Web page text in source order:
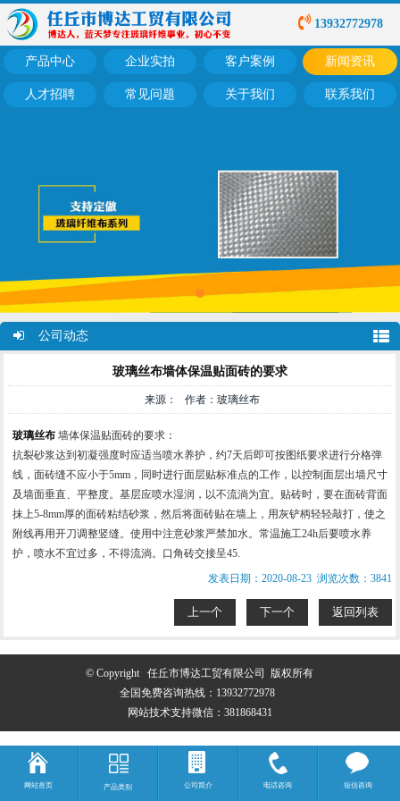
13932772978
产品中心 企业实拍 客户案例 新闻资讯
人才招聘 常见问题 关于我们 联系我们
公司动态
玻璃丝布墙体保温贴面砖的要求
来源： 作者：玻璃丝布
玻璃丝布 墙体保温贴面砖的要求：
抗裂砂浆达到初凝强度时应适当喷水养护，约7天后即可按图纸要求进行分格弹
线，面砖缝不应小于5mm，同时进行面层贴标准点的工作，以控制面层出墙尺寸
及墙面垂直、平整度。基层应喷水湿润，以不流淌为宜。贴砖时，要在面砖背面
抹上5-8mm厚的面砖粘结砂浆，然后将面砖贴在墙上，用灰铲柄轻轻敲打，使之
附线再用开刀调整竖缝。使用中注意砂浆严禁加水。常温施工24h后要喷水养
护，喷水不宜过多，不得流淌。口角砖交接呈45.
发表日期：2020-08-23 浏览次数：3841
上一个 下一个 返回列表
© Copyright 任丘市博达工贸有限公司 版权所有
全国免费咨询热线： 13932772978
网站技术支持微信：381868431
网站首页 产品类别 公司简介 电话咨询 短信咨询